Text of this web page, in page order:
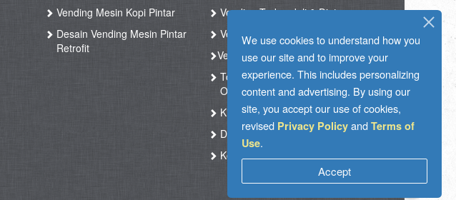
We use cookies to understand how you
use our site and to improve your
experience. This includes personalizing
content and advertising. By using our
site, you accept our use of cookies,
revised Privacy Policy and Terms of
Use.
Accept
Vending Mesin Kopi Pintar
Desain Vending Mesin Pintar
Retrofit
Vending Terkendali & Diatur
Vending Kesehatan
Vending Kopi
Toko Tak Berawak & Toko
Otomatis
Kios Vending Hotel
Dukungan Langsung
Kotak Suara RFID